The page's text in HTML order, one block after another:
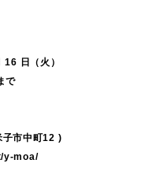
日（火）
で
市中町12 )
y-moa/